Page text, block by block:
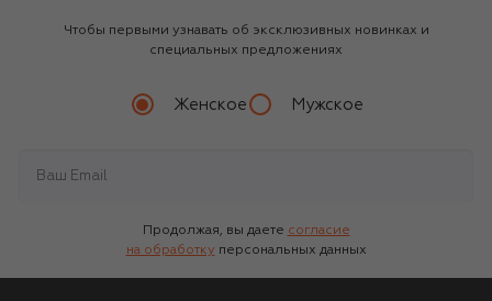
Чтобы первыми узнавать об эксклюзивных новинках и
специальных предложениях
Женское Мужское
Продолжая, вы даете согласие
на обработку персональных данных